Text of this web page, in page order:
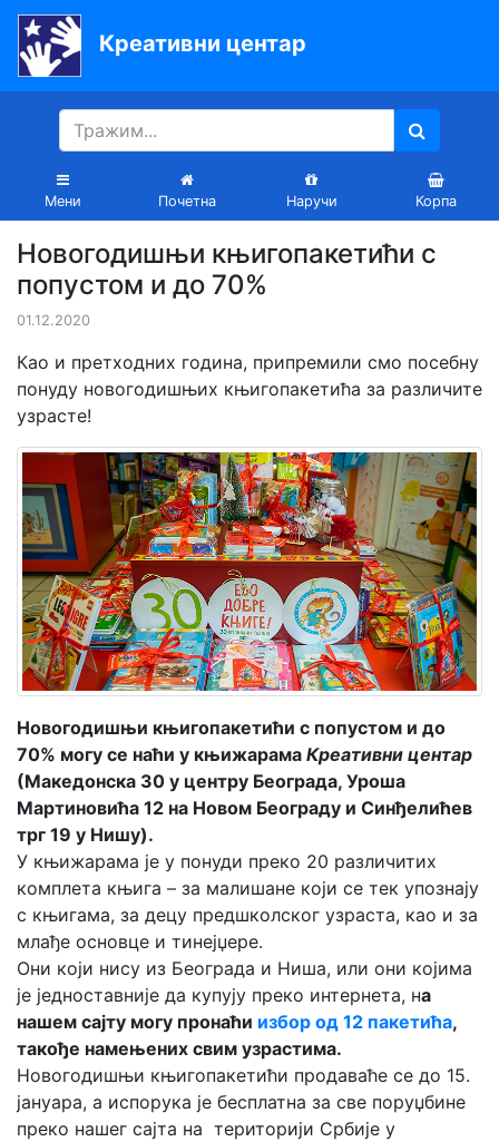
Креативни центар
Мени Почетна Наручи Корпа
Почетна
Књиге
Уџбеници
вртиће
Лектира
Акције
Блог
Latinica
Мој
налог
Новогодишњи књигопакетићи с
попустом и до 70%
01.12.2020
Као и претходних година, припремили смо посебну
понуду новогодишњих књигопакетића за различите
узрасте!
Новогодишњи књигопакетићи с попустом и до
70% могу се наћи у књижарама Креативни центар
(Македонска 30 у центру Београда, Уроша
Мартиновића 12 на Новом Београду и Синђелићев
трг 19 у Нишу).
У књижарама је у понуди преко 20 различитих
комплета књига – за малишане који се тек упознају
с књигама, за децу предшколског узраста, као и за
млађе основце и тинејџере.
Они који нису из Београда и Ниша, или они којима
је једноставније да купују преко интернета, на
нашем сајту могу пронаћи избор од 12 пакетића,
такође намењених свим узрастима.
Новогодишњи књигопакетићи продаваће се до 15.
јануара, а испорука је бесплатна за све поруџбине
преко нашег сајта на територији Србије у